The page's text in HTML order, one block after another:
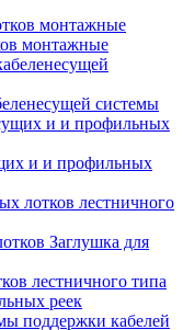
монтажные
системы
и и профильных
лотков лестничного
Заглушка для
лестничного типа
реек